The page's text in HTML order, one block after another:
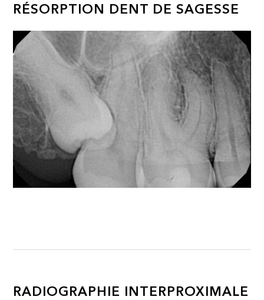
RÉSORPTION DENT DE SAGESSE
RADIOGRAPHIE INTERPROXIMALE